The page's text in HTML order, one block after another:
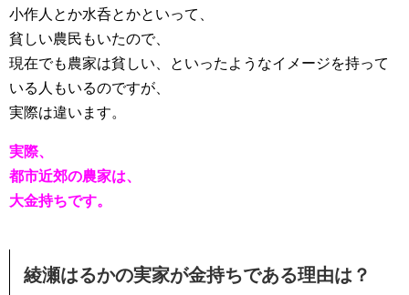
小作人とか水呑とかといって、
貧しい農民もいたので、
現在でも農家は貧しい、といったようなイメージを持って
いる人もいるのですが、
実際は違います。
実際、
都市近郊の農家は、
大金持ちです。
綾瀬はるかの実家が金持ちである理由は？